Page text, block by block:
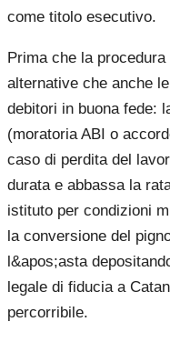
come titolo esecutivo.
Prima che la
alternative che anche
debitori in buona fede:
(moratoria ABI o
caso di perdita del
durata e abbassa la
istituto per condizioni
la conversione del
l&apos;asta
legale di fiducia a
percorribile.